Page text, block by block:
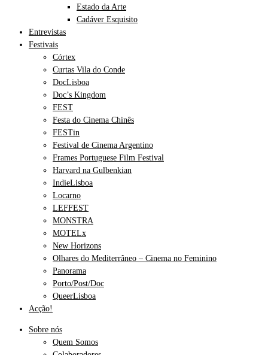
Estado da Arte
Cadáver Esquisito
Entrevistas
Festivais
Córtex
Curtas Vila do Conde
DocLisboa
Doc’s Kingdom
FEST
Festa do Cinema Chinês
FESTin
Festival de Cinema Argentino
Frames Portuguese Film Festival
Harvard na Gulbenkian
IndieLisboa
Locarno
LEFFEST
MONSTRA
MOTELx
New Horizons
Olhares do Mediterrâneo – Cinema no Feminino
Panorama
Porto/Post/Doc
QueerLisboa
Acção!
Sobre nós
Quem Somos